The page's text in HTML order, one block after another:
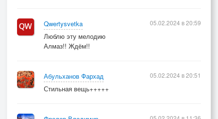
Qwertysvetka
Люблю эту мелодию
Алмаз!! Ждём!!
05.02.2024 в 20:59
Абульханов Фархад
Стильная вещь+++++
05.02.2024 в 20:51